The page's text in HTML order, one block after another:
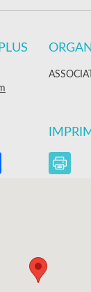
Partager